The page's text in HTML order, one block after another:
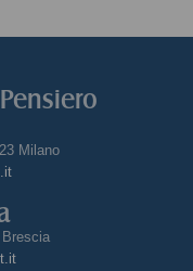
Milano